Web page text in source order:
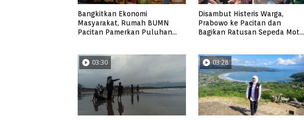
Bangkitkan Ekonomi
Masyarakat, Rumah BUMN
Pacitan Pamerkan Puluhan
Disambut Histeris Warga,
Prabowo ke Pacitan dan
Bagikan Ratusan Sepeda Motor
03:30 03:28